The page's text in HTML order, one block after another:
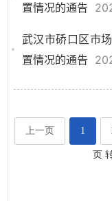
置情况的通告
武汉市硚口区市
置情况的通告
上一页 1
页